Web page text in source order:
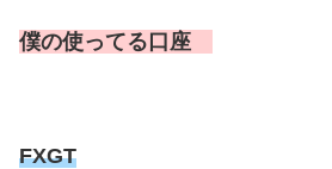
僕の使ってる口座
FXGT